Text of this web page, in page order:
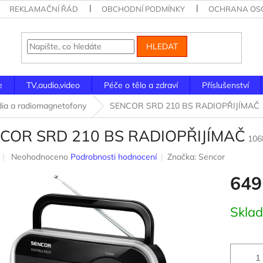
REKLAMAČNÍ ŘÁD OBCHODNÍ PODMÍNKY OCHRANA
HLEDAT
TV,audio,video Péče o tělo a zdraví Příslušenství
a radiomagnetofony SENCOR SRD 210 BS RADIOPŘIJÍMAČ
SRD 210 BS RADIOPŘIJÍMAČ
Průměrné
hvězdiček.
Neohodnoceno Podrobnosti hodnocení Značka: Sencor
cena: